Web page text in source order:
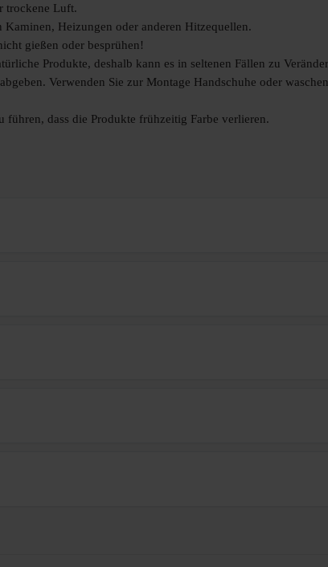
trockene Luft.
Heizungen oder anderen Hitzequellen.
gießen oder besprühen!
Produkte, deshalb kann es in seltenen Fällen zu
Verwenden Sie zur Montage Handschuhe oder
führen, dass die Produkte frühzeitig Farbe verlieren.